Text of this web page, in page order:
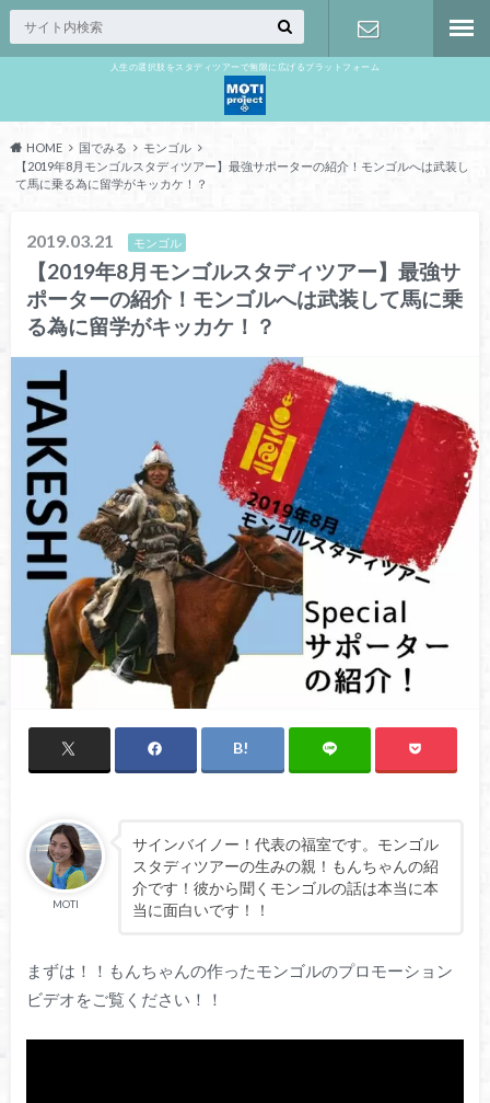
人生の選択肢をスタディツアーで無限に広げるプラットフォーム
HOME 国でみる
モンゴル
【2019年8月モンゴルスタディツアー】最強サポーターの紹介！モンゴルへは武装し
て馬に乗る為に留学がキッカケ！？
2019.03.21 モンゴル
【2019年8月モンゴルスタディツアー】最強サ
ポーターの紹介！モンゴルへは武装して馬に乗
る為に留学がキッカケ！？
MOTI
サインバイノー！代表の福室です。モンゴル
スタディツアーの生みの親！もんちゃんの紹
介です！彼から聞くモンゴルの話は本当に本
当に面白いです！！
まずは！！もんちゃんの作ったモンゴルのプロモーション
ビデオをご覧ください！！